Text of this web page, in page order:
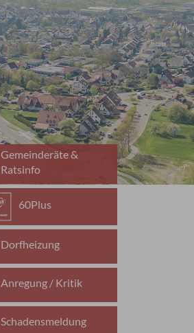
Gemeinderäte &
Ratsinfo
60Plus
Dorfheizung
Anregung / Kritik
Schadensmeldung